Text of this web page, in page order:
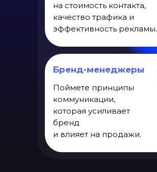
Бренд-менеджеры
Поймете принципы
коммуникации,
которая усиливает
бренд
и влияет на продажи.
на стоимость контакта,
качество трафика и
эффективность рекламы.